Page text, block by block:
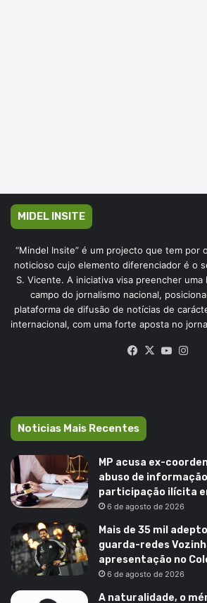
MIDEL INSITE
“Mindel Insite” é um projecto que tem por
noticioso cujo elemento diferenciador é o
S. Vicente. A iniciativa visa preencher uma
campo do jornalismo nacional,
plataforma de difusão de notícias de
internacional, com uma forte aposta no
Facebook
X
Noticias Mais Recentes
MP acusa ex-
abuso de
participação ilícita
6 de agosto de 2026
Mais de 35 mil
guarda-redes
apresentação no
6 de agosto de 2026
A naturalidade, o